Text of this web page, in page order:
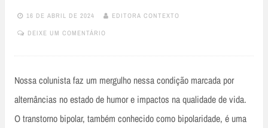
16 DE ABRIL DE 2024 EDITORA CONTEXTO
DEIXE UM COMENTÁRIO
Nossa colunista faz um mergulho nessa condição marcada por
alternâncias no estado de humor e impactos na qualidade de vida.
O transtorno bipolar, também conhecido como bipolaridade, é uma